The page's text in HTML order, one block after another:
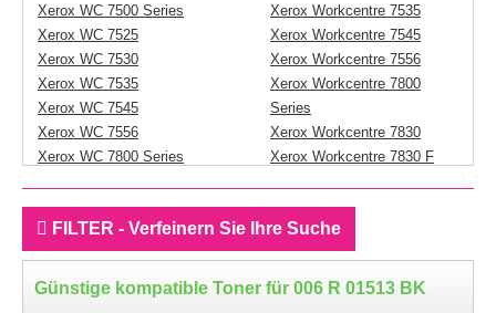
Xerox WC 7500 Series
Xerox WC 7525
Xerox WC 7530
Xerox WC 7535
Xerox WC 7545
Xerox WC 7556
Xerox WC 7800 Series
Xerox WC 7830 F
Xerox WC 7830 I
Xerox WC 7830 Series
Xerox WC 7830 T
Xerox WC 7835
Xerox Workcentre 7535
Xerox Workcentre 7545
Xerox Workcentre 7556
Xerox Workcentre 7800
Series
Xerox Workcentre 7830
Xerox Workcentre 7830 F
Xerox Workcentre 7830
Series
Xerox Workcentre 7830 T
Xerox Workcentre 7835
FILTER - Verfeinern Sie Ihre Suche
Günstige kompatible Toner für 006 R 01513 BK